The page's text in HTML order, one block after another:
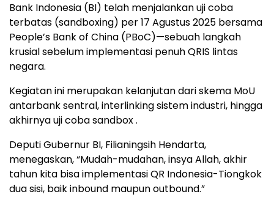
Bank Indonesia (BI) telah menjalankan uji coba
terbatas (sandboxing) per 17 Agustus 2025 bersama
People’s Bank of China (PBoC)—sebuah langkah
krusial sebelum implementasi penuh QRIS lintas
negara.
Kegiatan ini merupakan kelanjutan dari skema MoU
antarbank sentral, interlinking sistem industri, hingga
akhirnya uji coba sandbox .
Deputi Gubernur BI, Filianingsih Hendarta,
menegaskan, “Mudah-mudahan, insya Allah, akhir
tahun kita bisa implementasi QR Indonesia-Tiongkok
dua sisi, baik inbound maupun outbound.”